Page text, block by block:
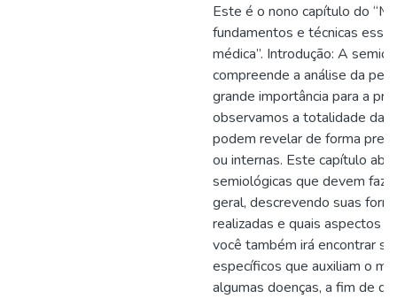
Este é o nono capítulo do
fundamentos e técnicas
médica”. Introdução: A
compreende a análise da
grande importância para a
observamos a totalidade da
podem revelar de forma
ou internas. Este capítulo
semiológicas que devem
geral, descrevendo suas
realizadas e quais aspectos
você também irá encontrar
específicos que auxiliam o
algumas doenças, a fim de